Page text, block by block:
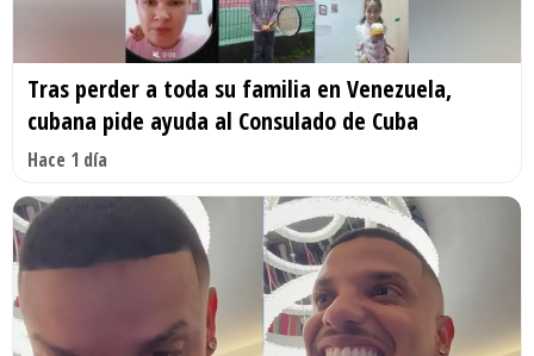
Tras perder a toda su familia en Venezuela,
cubana pide ayuda al Consulado de Cuba
Hace 1 día